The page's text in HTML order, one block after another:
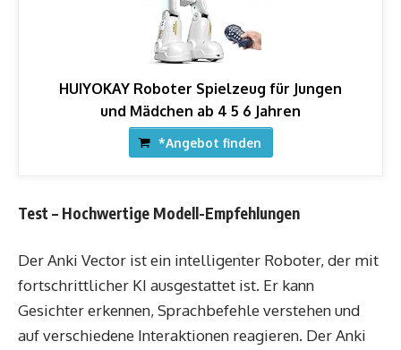
HUIYOKAY Roboter Spielzeug für Jungen
und Mädchen ab 4 5 6 Jahren
*Angebot finden
Test – Hochwertige Modell-Empfehlungen
Der Anki Vector ist ein intelligenter Roboter, der mit
fortschrittlicher KI ausgestattet ist. Er kann
Gesichter erkennen, Sprachbefehle verstehen und
auf verschiedene Interaktionen reagieren. Der Anki